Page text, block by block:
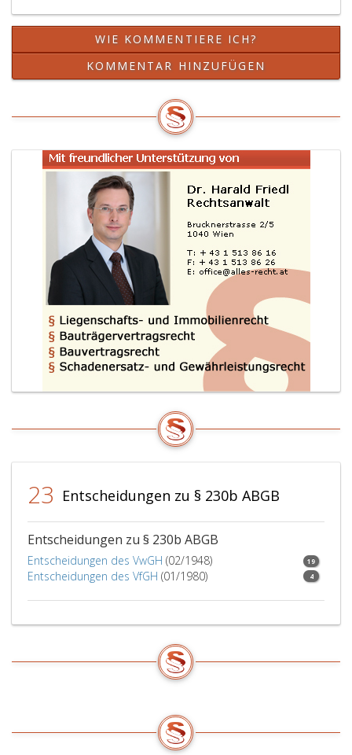
WIE KOMMENTIERE ICH?
KOMMENTAR HINZUFÜGEN
23 Entscheidungen zu § 230b ABGB
Entscheidungen zu § 230b ABGB
Entscheidungen des VwGH (02/1948) 19
Entscheidungen des VfGH (01/1980) 4